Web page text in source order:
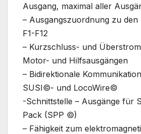
Ausgang, maximal aller
– Ausgangszuordnung zu den
F1-F12
– Kurzschluss- und
Motor- und Hilfsausgängen
– Bidirektionale
SUSI©- und LocoWire©
-Schnittstelle – Ausgänge für
Pack (SPP ©)
– Fähigkeit zum